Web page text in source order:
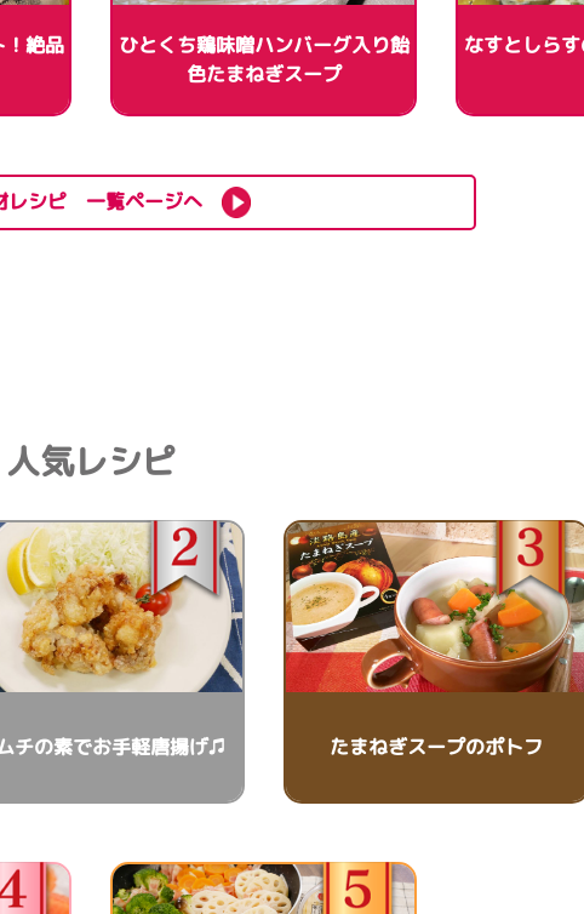
！絶品
ひとくち鶏味噌ハンバーグ入り飴
色たまねぎスープ
なすとしら
レシピ 一覧ページへ
人気レシピ
チの素でお手軽唐揚げ♫ たまねぎスープのポトフ